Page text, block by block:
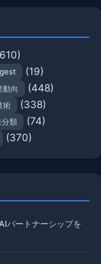
(19)
動向 (448)
術 (338)
分類 (74)
(370)
パートナーシップを